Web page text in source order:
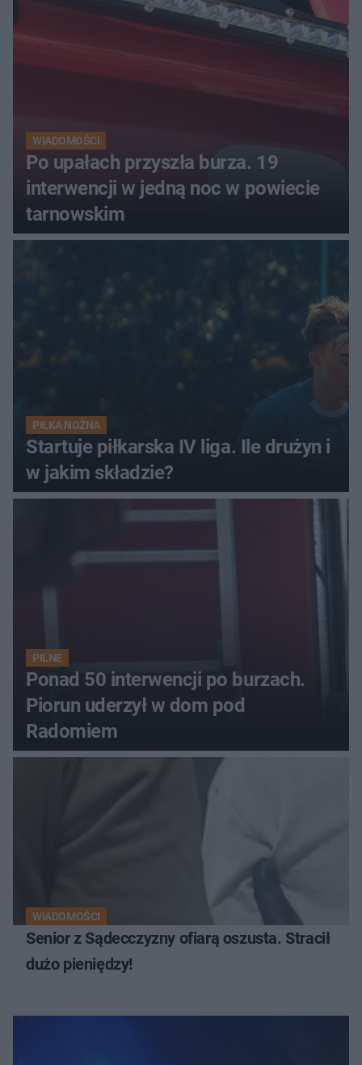
luksusowa auta
WIADOMOŚCI
Po upałach przyszła burza. 19
interwencji w jedną noc w powiecie
tarnowskim
PIŁKA NOŻNA
Startuje piłkarska IV liga. Ile drużyn i
w jakim składzie?
PILNE
Ponad 50 interwencji po burzach.
Piorun uderzył w dom pod
Radomiem
WIADOMOŚCI
Senior z Sądecczyzny ofiarą oszusta. Stracił
dużo pieniędzy!